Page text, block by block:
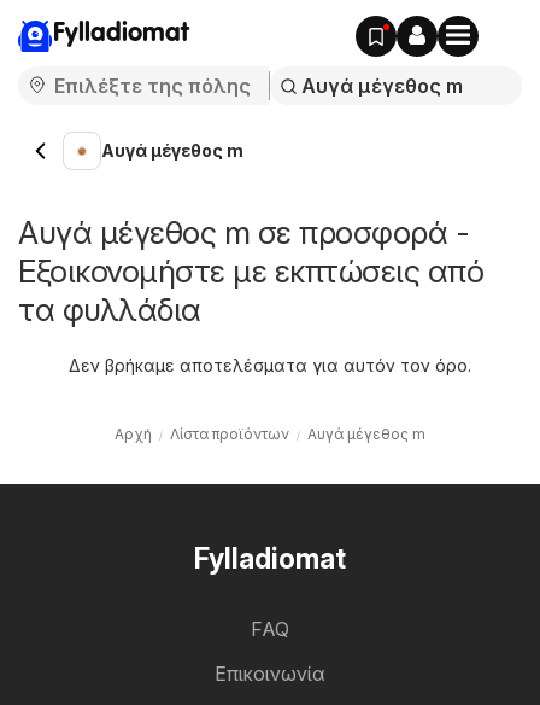
Fylladiomat
Αυγά μέγεθος m
Αυγά μέγεθος m σε προσφορά -
Εξοικονομήστε με εκπτώσεις από
τα φυλλάδια
Δεν βρήκαμε αποτελέσματα για αυτόν τον όρο.
Αρχή Λίστα προϊόντων Αυγά μέγεθος m
Fylladiomat
FAQ
Επικοινωνία